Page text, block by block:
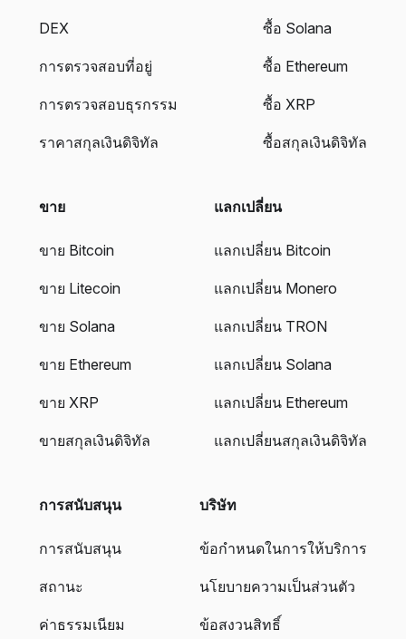
DEX
การตรวจสอบที่อยู่
การตรวจสอบธุรกรรม
ราคาสกุลเงินดิจิทัล
ซื้อ Solana
ซื้อ Ethereum
ซื้อ XRP
ซื้อสกุลเงินดิจิทัล
ขาย
ขาย Bitcoin
ขาย Litecoin
ขาย Solana
ขาย Ethereum
ขาย XRP
ขายสกุลเงินดิจิทัล
แลกเปลี่ยน
แลกเปลี่ยน Bitcoin
แลกเปลี่ยน Monero
แลกเปลี่ยน TRON
แลกเปลี่ยน Solana
แลกเปลี่ยน Ethereum
แลกเปลี่ยนสกุลเงินดิจิทัล
การสนับสนุน
การสนับสนุน
สถานะ
ค่าธรรมเนียม
บริษัท
ข้อกำหนดในการให้บริการ
นโยบายความเป็นส่วนตัว
ข้อสงวนสิทธิ์